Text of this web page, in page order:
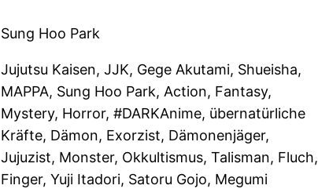
Sung Hoo Park
Jujutsu Kaisen, JJK, Gege Akutami, Shueisha,
MAPPA, Sung Hoo Park, Action, Fantasy,
Mystery, Horror, #DARKAnime, übernatürliche
Kräfte, Dämon, Exorzist, Dämonenjäger,
Jujuzist, Monster, Okkultismus, Talisman, Fluch,
Finger, Yuji Itadori, Satoru Gojo, Megumi